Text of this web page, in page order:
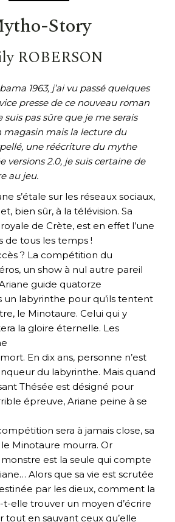
Story
ROBERSON
1963, j’ai vu passé quelques
presse de ce nouveau roman
suis pas sûre que je me serais
magasin mais la lecture du
une réécriture du mythe
versions 2.0, je suis certaine de
au jeu.
s’étale sur les réseaux sociaux,
bien sûr, à la télévision. Sa
de Crète, est en effet l’une
de tous les temps !
? La compétition du
un show à nul autre pareil
guide quatorze
un labyrinthe pour qu’ils tentent
le Minotaure. Celui qui y
la gloire éternelle. Les
En dix ans, personne n’est
du labyrinthe. Mais quand
Thésée est désigné pour
épreuve, Ariane peine à se
sera à jamais close, sa
Minotaure mourra. Or
monstre est la seule qui compte
Alors que sa vie est scrutée
par les dieux, comment la
elle trouver un moyen d’écrire
tout en sauvant ceux qu’elle